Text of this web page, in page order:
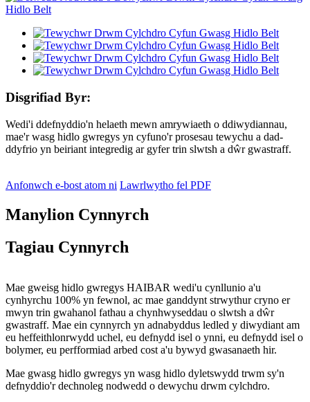
Disgrifiad Byr:
Wedi'i ddefnyddio'n helaeth mewn amrywiaeth o ddiwydiannau,
mae'r wasg hidlo gwregys yn cyfuno'r prosesau tewychu a dad-
ddyfrio yn beiriant integredig ar gyfer trin slwtsh a dŵr gwastraff.
Anfonwch e-bost atom ni Lawrlwytho fel PDF
Manylion Cynnyrch
Tagiau Cynnyrch
Mae gweisg hidlo gwregys HAIBAR wedi'u cynllunio a'u
cynhyrchu 100% yn fewnol, ac mae ganddynt strwythur cryno er
mwyn trin gwahanol fathau a chynhwyseddau o slwtsh a dŵr
gwastraff. Mae ein cynnyrch yn adnabyddus ledled y diwydiant am
eu heffeithlonrwydd uchel, eu defnydd isel o ynni, eu defnydd isel o
bolymer, eu perfformiad arbed cost a'u bywyd gwasanaeth hir.
Mae gwasg hidlo gwregys yn wasg hidlo dyletswydd trwm sy'n
defnyddio'r dechnoleg nodwedd o dewychu drwm cylchdro.